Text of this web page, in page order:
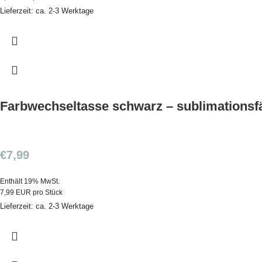
Lieferzeit: ca. 2-3 Werktage
Farbwechseltasse schwarz –
€7,99
Enthält 19% MwSt.
7,99 EUR pro Stück
Lieferzeit: ca. 2-3 Werktage